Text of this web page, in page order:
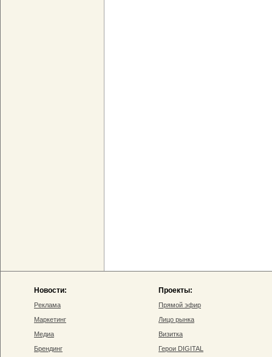
Новости:
Реклама
Маркетинг
Медиа
Брендинг
Проекты:
Прямой эфир
Лицо рынка
Визитка
Герои DIGITAL